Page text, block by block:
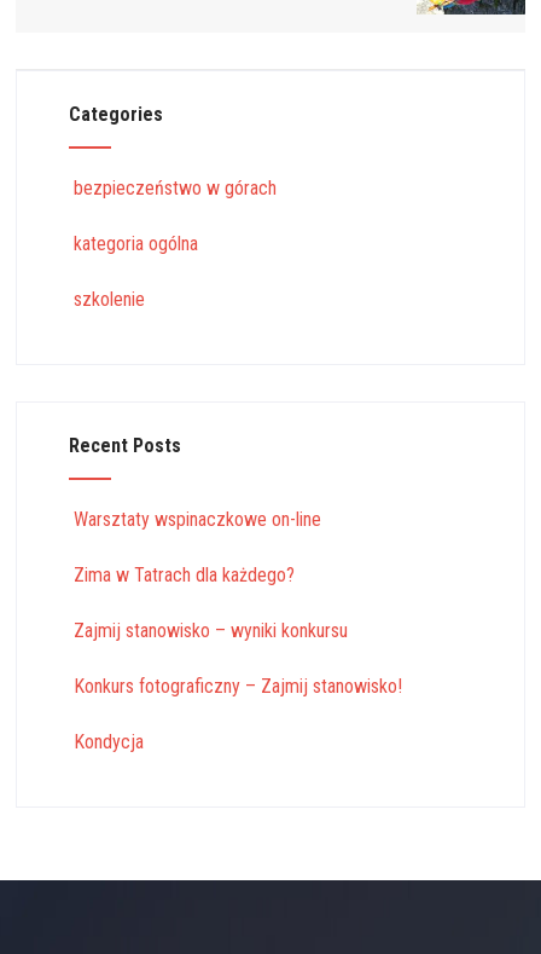
Categories
bezpieczeństwo w górach
kategoria ogólna
szkolenie
Recent Posts
Warsztaty wspinaczkowe on-line
Zima w Tatrach dla każdego?
Zajmij stanowisko – wyniki konkursu
Konkurs fotograficzny – Zajmij stanowisko!
Kondycja